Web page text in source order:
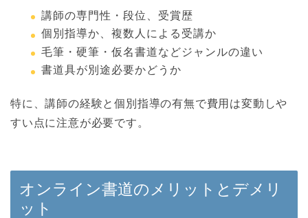
講師の専門性・段位、受賞歴
個別指導か、複数人による受講か
毛筆・硬筆・仮名書道などジャンルの違い
書道具が別途必要かどうか
特に、講師の経験と個別指導の有無で費用は変動しや
すい点に注意が必要です。
オンライン書道のメリットとデメリ
ット